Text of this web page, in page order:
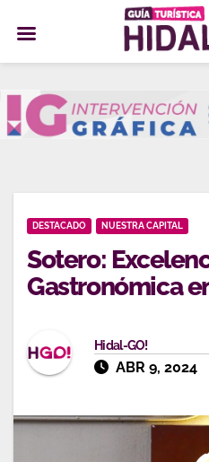
contenido
DESTACADO NUESTRA CAPITAL
Sotero:
Gastronómica
Hidal-GO!
ABR 9, 2024